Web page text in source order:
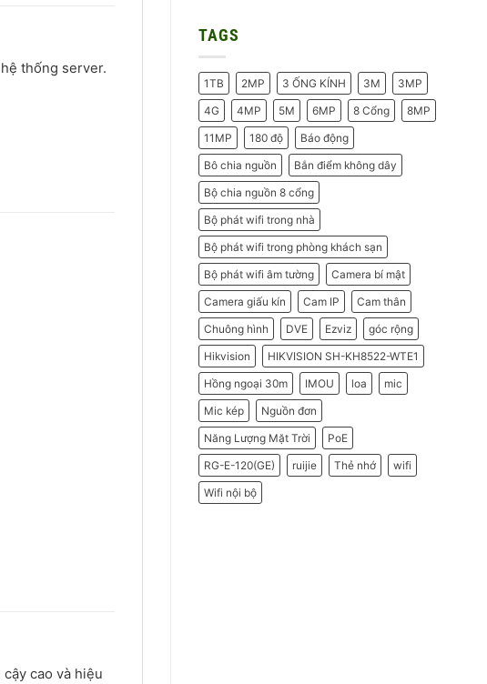
Camera
–
2026
ở
Do
Doanh
Nghiệp
Nên
Chọn
Máy
Chấm
Công
Hikvision
TAGS
1TB 2MP 3 ỐNG KÍNH 3M
3MP
4G
4MP 5M 6MP 8 Cổng
8MP
11MP
180 độ
Báo động
Bô chia nguồn
Bắn điểm không dây
Bộ chia nguồn 8 cổng
Bộ phát wifi trong nhà
Bộ phát wifi trong phòng khách sạn
Bộ phát wifi âm tường
Camera bí mật
Camera giấu kín
Cam IP
Cam thân
Chuông hình
DVE Ezviz
góc rộng
Hikvision
HIKVISION SH-KH8522-WTE1
Hồng ngoại 30m
IMOU loa
mic
Mic kép
Nguồn đơn
Năng Lượng Mặt Trời
PoE
RG-E-120(GE)
ruijie Thẻ nhớ
wifi
Wifi nội bộ
thống server.
cao và hiệu